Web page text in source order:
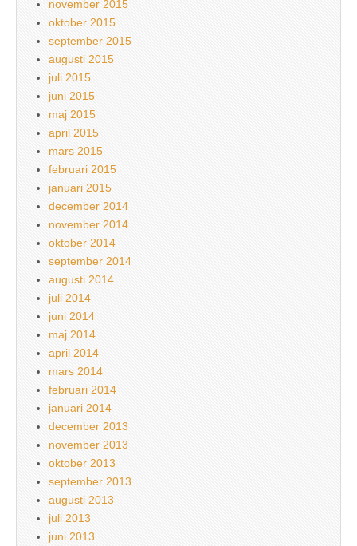
november 2015
oktober 2015
september 2015
augusti 2015
juli 2015
juni 2015
maj 2015
april 2015
mars 2015
februari 2015
januari 2015
december 2014
november 2014
oktober 2014
september 2014
augusti 2014
juli 2014
juni 2014
maj 2014
april 2014
mars 2014
februari 2014
januari 2014
december 2013
november 2013
oktober 2013
september 2013
augusti 2013
juli 2013
juni 2013